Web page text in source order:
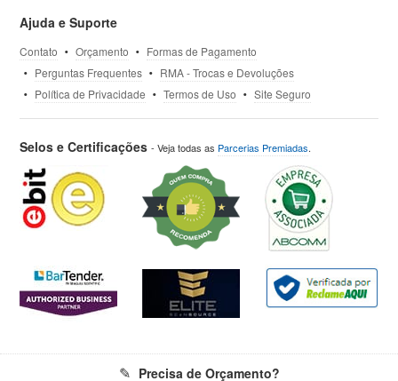
Ajuda e Suporte
Contato Orçamento
Formas de Pagamento
Perguntas Frequentes
RMA - Trocas e Devoluções
Política de Privacidade
Termos de Uso Site Seguro
Selos e Certificações- Veja todas as Parcerias Premiadas.
Precisa de Orçamento?